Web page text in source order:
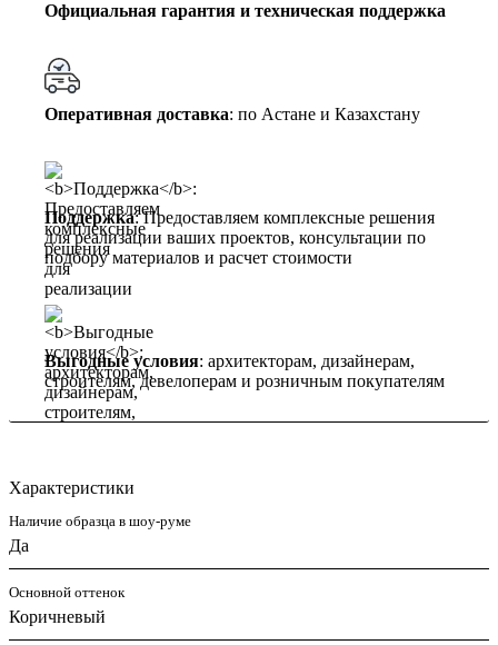
Официальная гарантия и техническая поддержка
Оперативная доставка: по Астане и Казахстану
Поддержка: Предоставляем комплексные решения
для реализации ваших проектов, консультации по
подбору материалов и расчет стоимости
Выгодные условия: архитекторам, дизайнерам,
строителям, девелоперам и розничным покупателям
Характеристики
Наличие образца в шоу-руме
Да
Основной оттенок
Коричневый